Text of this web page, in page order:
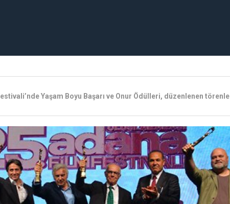
Yaşam Boyu Başarı ve Onur Ödülleri, düzenlenen törenle